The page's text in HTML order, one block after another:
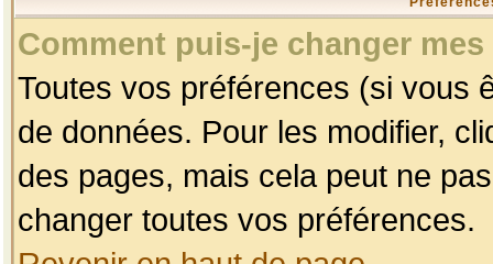
Comment puis-je changer
Toutes vos préférences (si vous
de données. Pour les modifier,
des pages, mais cela peut ne
changer toutes vos préférences.